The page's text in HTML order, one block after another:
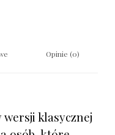
Opinie (0)
klasycznej